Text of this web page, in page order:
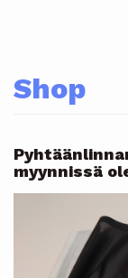
Shop
myynnissä